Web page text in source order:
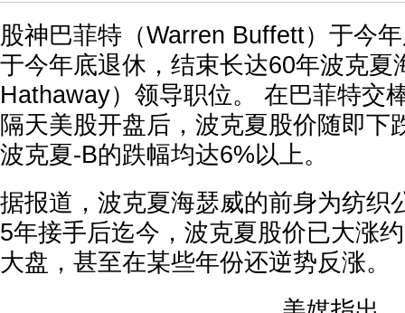
股神巴菲特（Warren Buffett）于今
于今年底退休，结束长达60年波克夏
Hathaway）领导职位。 在巴菲特交
隔天美股开盘后，波克夏股价随即下
波克夏-B的跌幅均达6%以上。
据报道，波克夏海瑟威的前身为纺织
5年接手后迄今，波克夏股价已大涨
大盘，甚至在某些年份还逆势反涨。